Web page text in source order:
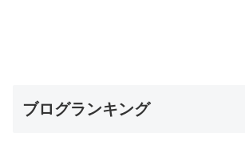
ブログランキング